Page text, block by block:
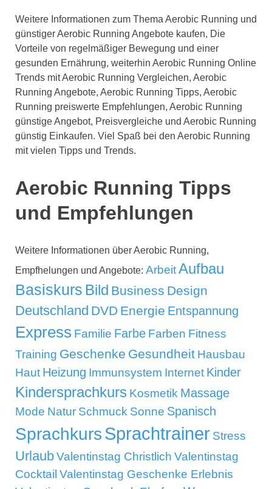
Weitere Informationen zum Thema Aerobic Running und
günstiger Aerobic Running Angebote kaufen, Die
Vorteile von regelmäßiger Bewegung und einer
gesunden Ernährung, weiterhin Aerobic Running Online
Trends mit Aerobic Running Vergleichen, Aerobic
Running Angebote, Aerobic Running Tipps, Aerobic
Running preiswerte Empfehlungen, Aerobic Running
günstige Angebot, Preisvergleiche und Aerobic Running
günstig Einkaufen. Viel Spaß bei den Aerobic Running
mit vielen Tipps und Trends.
Aerobic Running Tipps
und Empfehlungen
Weitere Informationen über Aerobic Running,
Empfhelungen und Angebote: ArbeitAufbau
Basiskurs Bild Business Design
Deutschland DVD Energie Entspannung
Express Familie Farbe Farben Fitness
Training Geschenke Gesundheit Hausbau
Haut Heizung Immunsystem Internet Kinder
Kindersprachkurs Kosmetik Massage
Mode Natur Schmuck Sonne Spanisch
SprachkursSprachtrainer Stress
UrlaubValentinstag Christlich Valentinstag
Cocktail Valentinstag Geschenke Erlebnis